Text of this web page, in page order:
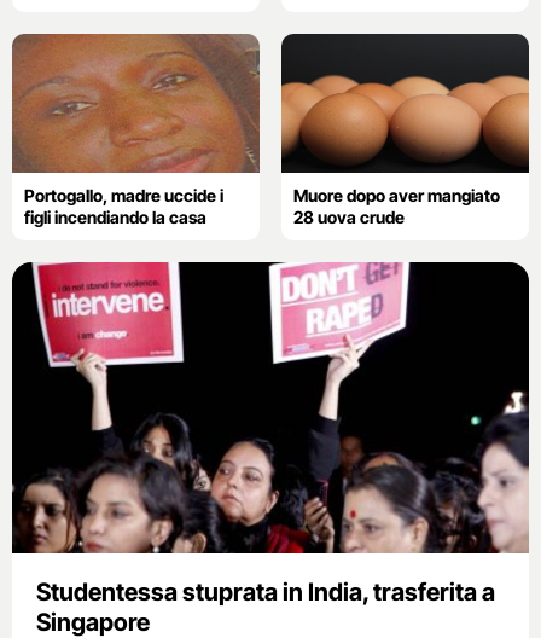
Portogallo, madre uccide i
figli incendiando la casa
Muore dopo aver mangiato
28 uova crude
Studentessa stuprata in India, trasferita a
Singapore